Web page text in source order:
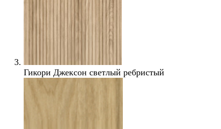
Гикори Джексон светлый ребристый